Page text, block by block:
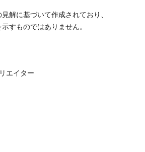
解に基づいて作成されており、
すものではありません。
エイター